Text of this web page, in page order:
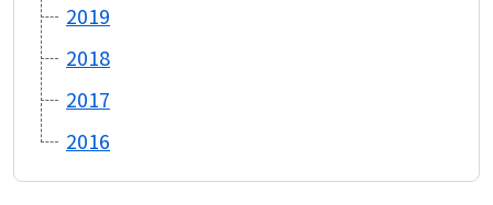
2019
2018
2017
2016